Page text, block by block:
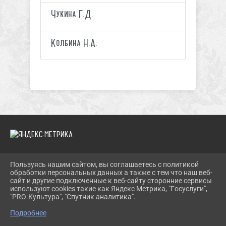
Чукина Г.Д.
Колбина Н.А.
2026 Г. TROIMUZEI.RU
ВХОД
КАРТА САЙТА
ПОЛИТИКА ОБРАБОТКИ ПЕРСОНАЛЬНЫХ ДАННЫХ
СДЕЛАНО НА KUBCMS
Пользуясь нашим сайтом, вы соглашаетесь с политикой
обработки персональных данных а также с тем что наш веб-
сайт и другие подключенные к веб-сайту сторонние сервисы
используют cookies такие как Яндекс Метрика, "Госуслуги",
"PRO.Культура", "Спутник аналитика".
Подробнее